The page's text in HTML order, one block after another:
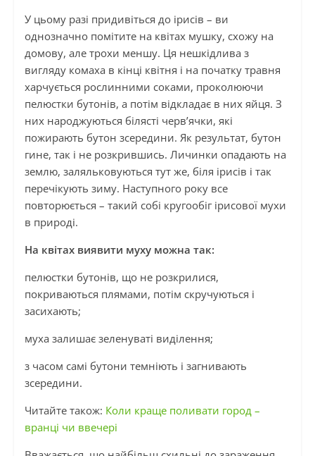
У цьому разі придивіться до ірисів – ви
однозначно помітите на квітах мушку, схожу на
домову, але трохи меншу. Ця нешкідлива з
вигляду комаха в кінці квітня і на початку травня
харчується рослинними соками, проколюючи
пелюстки бутонів, а потім відкладає в них яйця. З
них народжуються білясті черв’ячки, які
пожирають бутон зсередини. Як результат, бутон
гине, так і не розкрившись. Личинки опадають на
землю, заляльковуються тут же, біля ірисів і так
перечікують зиму. Наступного року все
повторюється – такий собі кругообіг ірисової мухи
в природі.
На квітах виявити муху можна так:
пелюстки бутонів, що не розкрилися,
покриваються плямами, потім скручуються і
засихають;
муха залишає зеленуваті виділення;
з часом самі бутони темніють і загнивають
зсередини.
Читайте також: Коли краще поливати город –
вранці чи ввечері